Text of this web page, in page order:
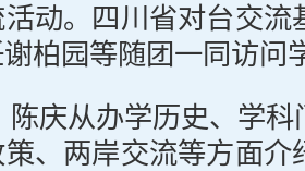
动。四川省对台交流
柏园等随团一同访问
陈庆从办学历史、学
、两岸交流等方面介